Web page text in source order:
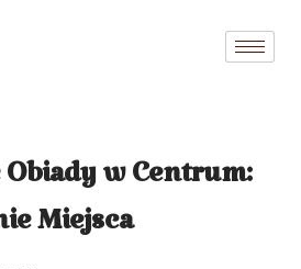
w Centrum:
Miejsca